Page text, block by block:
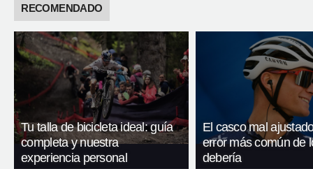
RECOMENDADO
Tu talla de bicicleta ideal: guía
completa y nuestra
experiencia personal
El casco mal
error más común de
debería